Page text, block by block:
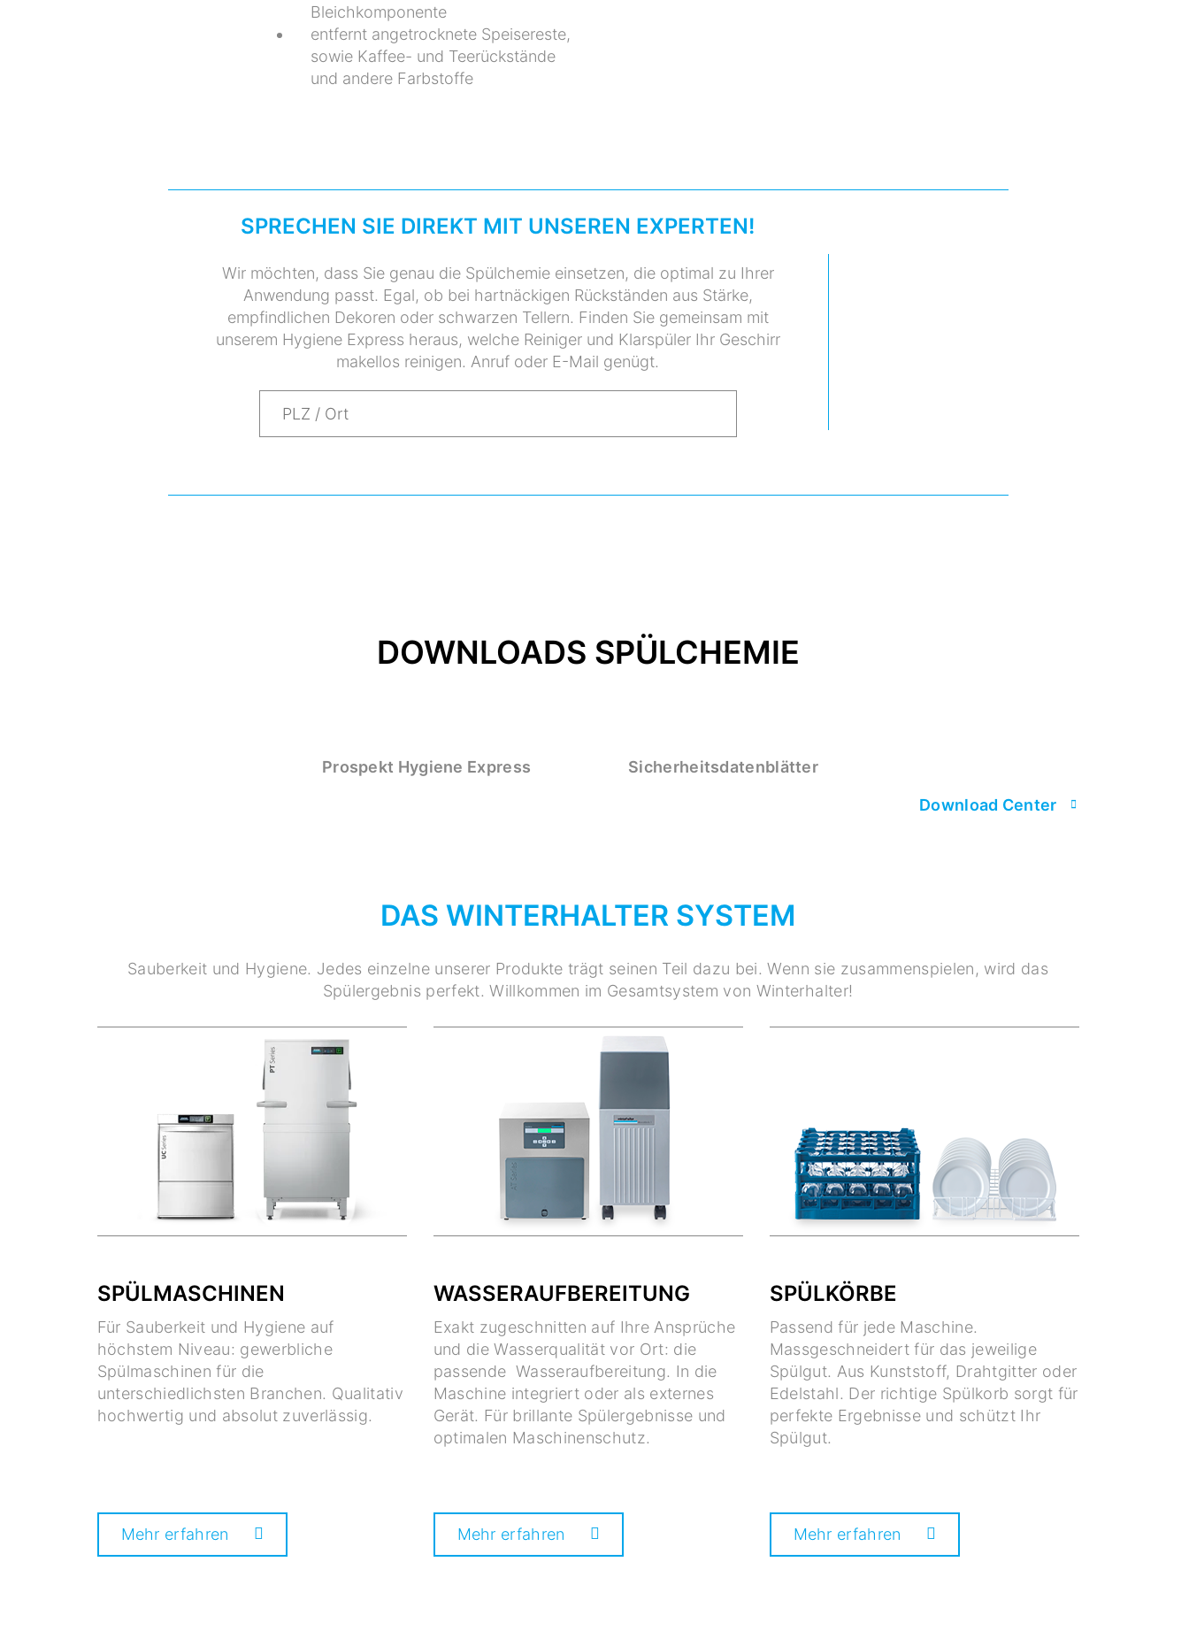
Bleichkomponente
entfernt angetrocknete Speisereste,
sowie Kaffee- und Teerückstände
und andere Farbstoffe
SPRECHEN SIE DIREKT MIT UNSEREN EXPERTEN!
Wir möchten, dass Sie genau die Spülchemie einsetzen, die optimal zu Ihrer
Anwendung passt. Egal, ob bei hartnäckigen Rückständen aus Stärke,
empfindlichen Dekoren oder schwarzen Tellern. Finden Sie gemeinsam mit
unserem Hygiene Express heraus, welche Reiniger und Klarspüler Ihr Geschirr
makellos reinigen. Anruf oder E-Mail genügt.
DOWNLOADS SPÜLCHEMIE
Prospekt Hygiene Express Sicherheitsdatenblätter
Download Center
DAS WINTERHALTER SYSTEM
Sauberkeit und Hygiene. Jedes einzelne unserer Produkte trägt seinen Teil dazu bei. Wenn sie zusammenspielen, wird das
Spülergebnis perfekt. Willkommen im Gesamtsystem von Winterhalter!
SPÜLMASCHINEN
Für Sauberkeit und Hygiene auf
höchstem Niveau: gewerbliche
Spülmaschinen für die
unterschiedlichsten Branchen. Qualitativ
hochwertig und absolut zuverlässig.
Mehr erfahren
WASSERAUFBEREITUNG
Exakt zugeschnitten auf Ihre Ansprüche
und die Wasserqualität vor Ort: die
passende Wasseraufbereitung. In die
Maschine integriert oder als externes
Gerät. Für brillante Spülergebnisse und
optimalen Maschinenschutz.
Mehr erfahren
SPÜLKÖRBE
Passend für jede Maschine.
Massgeschneidert für das jeweilige
Spülgut. Aus Kunststoff, Drahtgitter oder
Edelstahl. Der richtige Spülkorb sorgt für
perfekte Ergebnisse und schützt Ihr
Spülgut.
Mehr erfahren